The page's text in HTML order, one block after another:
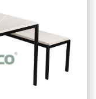
processo
de 18mm
laminado